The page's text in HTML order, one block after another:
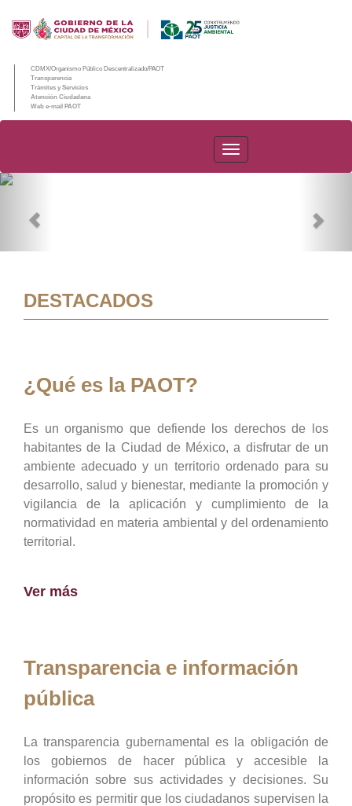
CDMX/Organismo Público Descentralizado/PAOT
Transparencia
Trámites y Servicios
Atención Ciudadana
Web e-mail PAOT
PAOT
DESTACADOS
¿Qué es la PAOT?
Es un organismo que defiende los derechos de los
habitantes de la Ciudad de México, a disfrutar de un
ambiente adecuado y un territorio ordenado para su
desarrollo, salud y bienestar, mediante la promoción y
vigilancia de la aplicación y cumplimiento de la
normatividad en materia ambiental y del ordenamiento
territorial.
Ver más
Transparencia e información
pública
La transparencia gubernamental es la obligación de
los gobiernos de hacer pública y accesible la
información sobre sus actividades y decisiones. Su
propósito es permitir que los ciudadanos supervisen la